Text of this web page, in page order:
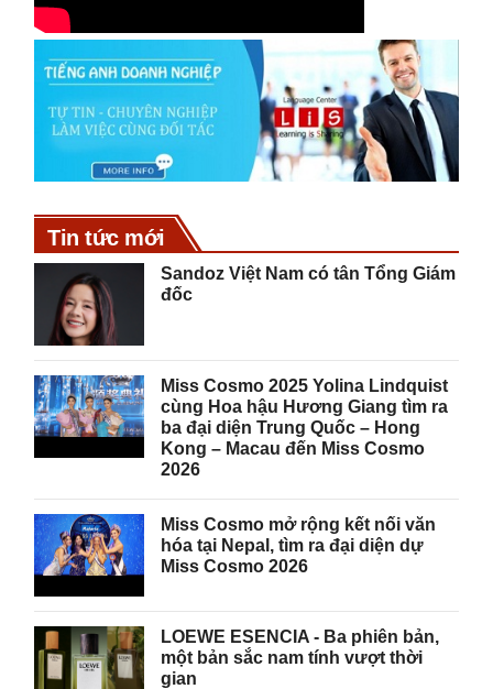
Tin tức mới
Sandoz Việt Nam có tân Tổng Giám
đốc
Miss Cosmo 2025 Yolina Lindquist
cùng Hoa hậu Hương Giang tìm ra
ba đại diện Trung Quốc – Hong
Kong – Macau đến Miss Cosmo
2026
Miss Cosmo mở rộng kết nối văn
hóa tại Nepal, tìm ra đại diện dự
Miss Cosmo 2026
LOEWE ESENCIA - Ba phiên bản,
một bản sắc nam tính vượt thời
gian